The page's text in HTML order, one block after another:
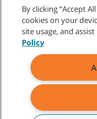
Sitemap
Alle angegebenen
Tennant Company
By clicking “Accept
cookies on your
site usage, and
Policy